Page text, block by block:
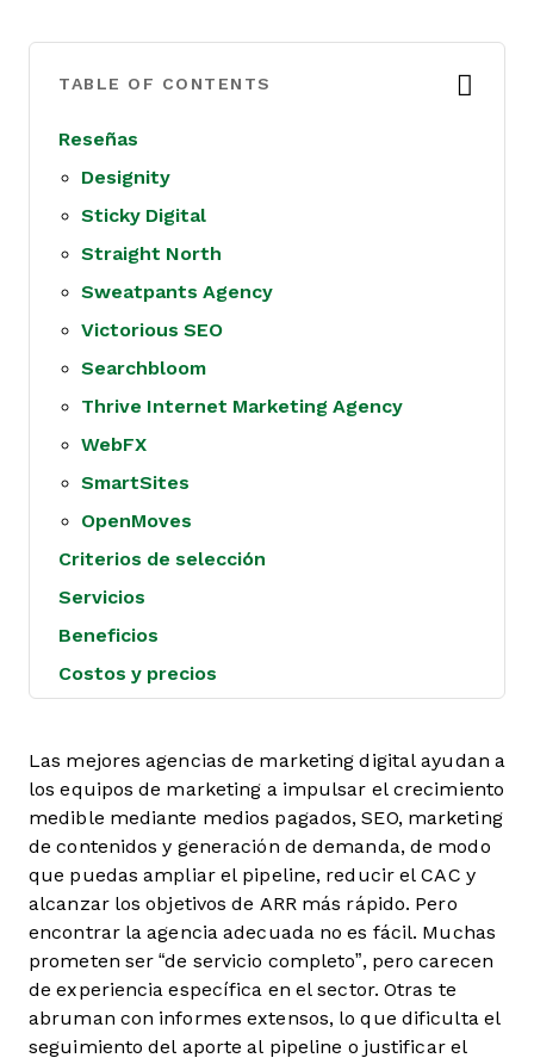
TABLE OF CONTENTS
Reseñas
Designity
Sticky Digital
Straight North
Sweatpants Agency
Victorious SEO
Searchbloom
Thrive Internet Marketing Agency
WebFX
SmartSites
OpenMoves
Criterios de selección
Servicios
Beneficios
Costos y precios
Las mejores agencias de marketing digital ayudan a
los equipos de marketing a impulsar el crecimiento
medible mediante medios pagados, SEO, marketing
de contenidos y generación de demanda, de modo
que puedas ampliar el pipeline, reducir el CAC y
alcanzar los objetivos de ARR más rápido. Pero
encontrar la agencia adecuada no es fácil. Muchas
prometen ser “de servicio completo”, pero carecen
de experiencia específica en el sector. Otras te
abruman con informes extensos, lo que dificulta el
seguimiento del aporte al pipeline o justificar el